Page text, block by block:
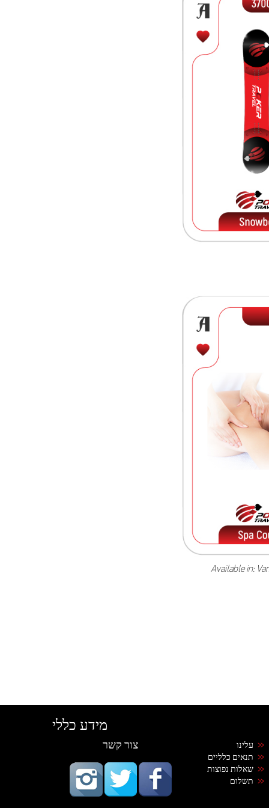
Available in:
מידע כללי
עלינו
תנאים כלליים
שאלות נפוצות
תשלום
צור קשר